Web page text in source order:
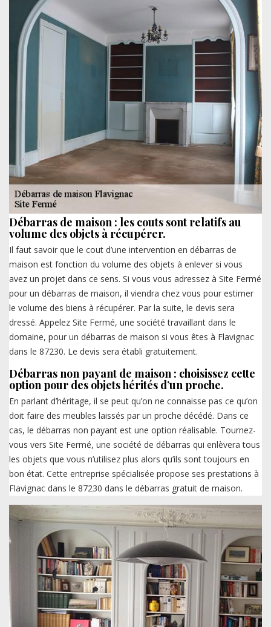
Débarras de maison : les couts sont relatifs au
volume des objets à récupérer.
Il faut savoir que le cout d’une intervention en débarras de
maison est fonction du volume des objets à enlever si vous
avez un projet dans ce sens. Si vous vous adressez à Site Fermé
pour un débarras de maison, il viendra chez vous pour estimer
le volume des biens à récupérer. Par la suite, le devis sera
dressé. Appelez Site Fermé, une société travaillant dans le
domaine, pour un débarras de maison si vous êtes à Flavignac
dans le 87230. Le devis sera établi gratuitement.
Débarras non payant de maison : choisissez cette
option pour des objets hérités d’un proche.
En parlant d’héritage, il se peut qu’on ne connaisse pas ce qu’on
doit faire des meubles laissés par un proche décédé. Dans ce
cas, le débarras non payant est une option réalisable. Tournez-
vous vers Site Fermé, une société de débarras qui enlèvera tous
les objets que vous n’utilisez plus alors qu’ils sont toujours en
bon état. Cette entreprise spécialisée propose ses prestations à
Flavignac dans le 87230 dans le débarras gratuit de maison.